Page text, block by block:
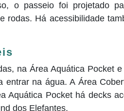
o passeio foi projetado
rodas. Há acessibilidade
na Área Aquática Pocket
entrar na água. A Área
Aquática Pocket há decks
dos Elefantes.